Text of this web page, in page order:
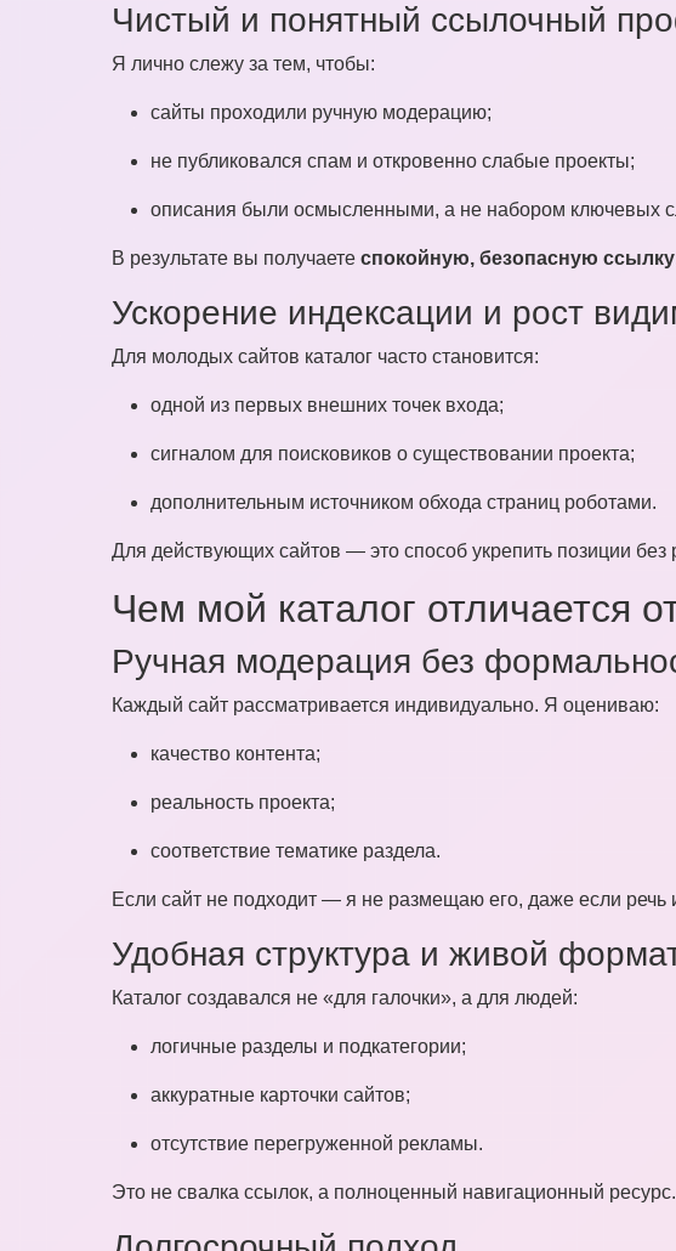
Чистый и понятный ссылочный
Я лично слежу за тем, чтобы:
сайты проходили ручную модерацию;
не публиковался спам и откровенно слабые проекты;
описания были осмысленными, а не набором ключевых
В результате вы получаете спокойную, безопасную ссылку
Ускорение индексации и рост
Для молодых сайтов каталог часто становится:
одной из первых внешних точек входа;
сигналом для поисковиков о существовании проекта;
дополнительным источником обхода страниц роботами.
Для действующих сайтов — это способ укрепить позиции без
Чем мой каталог отличается
Ручная модерация без
Каждый сайт рассматривается индивидуально. Я оцениваю:
качество контента;
реальность проекта;
соответствие тематике раздела.
Если сайт не подходит — я не размещаю его, даже если
Удобная структура и живой
Каталог создавался не «для галочки», а для людей:
логичные разделы и подкатегории;
аккуратные карточки сайтов;
отсутствие перегруженной рекламы.
Это не свалка ссылок, а полноценный навигационный ресурс.